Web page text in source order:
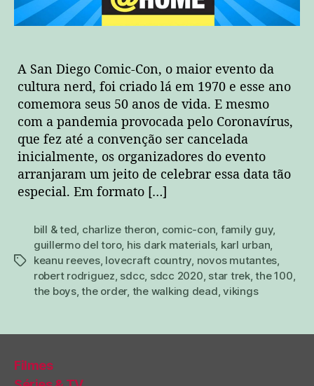
A San Diego Comic-Con, o maior evento da
cultura nerd, foi criado lá em 1970 e esse ano
comemora seus 50 anos de vida. E mesmo
com a pandemia provocada pelo Coronavírus,
que fez até a convenção ser cancelada
inicialmente, os organizadores do evento
arranjaram um jeito de celebrar essa data tão
especial. Em formato […]
tags
bill & ted, charlize theron, comic-con, family guy,
guillermo del toro, his dark materials, karl urban,
keanu reeves, lovecraft country, novos mutantes,
robert rodriguez, sdcc, sdcc 2020, star trek,the 100,
the boys,the order, the walking dead,vikings
Filmes